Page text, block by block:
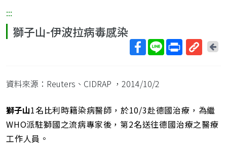
:::
獅子山-伊波拉病毒感染
址
回
資料來源：Reuters、CIDRAP ，2014/10/2
獅子山1名比利時籍染病醫師，於10/3赴德國治療，為繼
WHO派駐獅國之流病專家後，第2名送往德國治療之醫療
工作人員。